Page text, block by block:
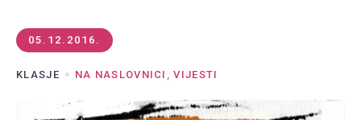
05.12.2016.
KLASJE NA NASLOVNICI ,VIJESTI